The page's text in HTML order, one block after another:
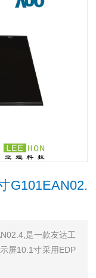
G101EAN02.
是一款友达工
屏10.1寸采用EDP